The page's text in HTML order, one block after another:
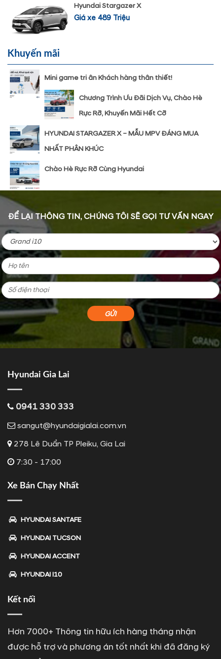
Hyundai Stargazer X
Giá xe 489 Triệu
Khuyến mãi
Mini game tri ân Khách hàng thân thiết!
Chương Trình Ưu Đãi Dịch Vụ, Chào Hè
Rực Rỡ, Khuyến Mãi Hết Cỡ
HYUNDAI STARGAZER X – MẪU MPV ĐÁNG MUA
NHẤT PHÂN KHÚC
Chào Hè Rực Rỡ Cùng Hyundai
ĐỂ LẠI THÔNG TIN, CHÚNG TÔI SẼ GỌI TƯ VẤN NGAY
Hyundai Gia Lai
0941 330 333
sangut@hyundaigialai.com.vn
278 Lê Duẩn TP Pleiku, Gia Lai
7:30 - 17:00
Xe Bán Chạy Nhất
HYUNDAI SANTAFE
HYUNDAI TUCSON
HYUNDAI ACCENT
HYUNDAI I10
Kết nối
Hơn 7000+ Thông tin hữu ích hàng tháng nhận
được hỗ trợ và phương án tốt nhất khi đã đăng ký